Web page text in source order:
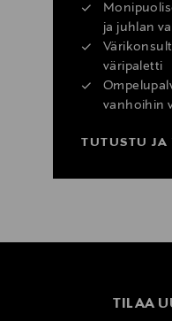
ja juhlan
väripaletti
vanhoihin
TUTUSTU
TILAA